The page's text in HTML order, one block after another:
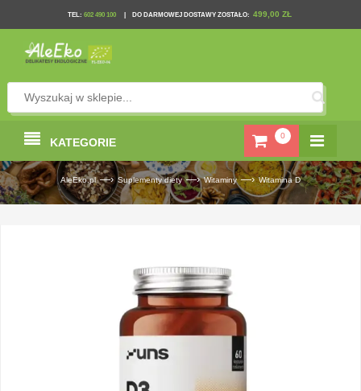
TEL: 602 490 100 DO DARMOWEJ DOSTAWY ZOSTAŁO: 499,00 ZŁ
0
KATEGORIE
AleEko.pl —› Suplementy diety —› Witaminy —› Witamina D